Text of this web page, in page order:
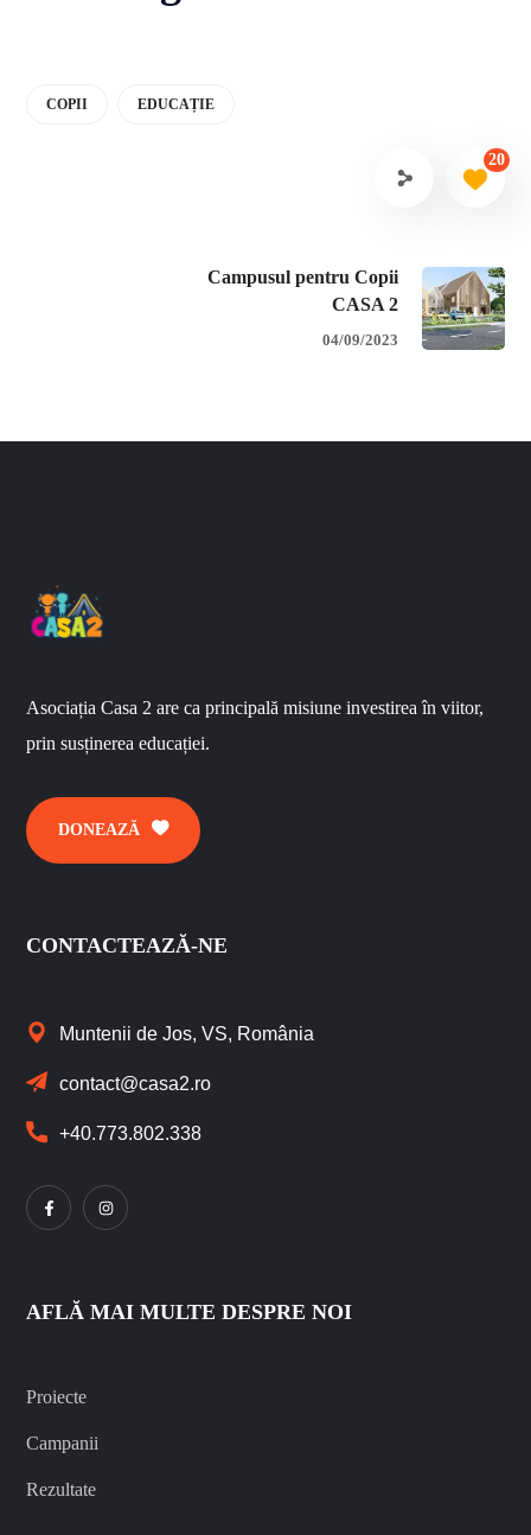
COPII EDUCAȚIE
20
Campusul pentru Copii
CASA 2
04/09/2023
Asociația Casa 2 are ca principală misiune investirea în viitor,
prin susținerea educației.
DONEAZĂ
CONTACTEAZĂ-NE
Muntenii de Jos, VS, România
contact@casa2.ro
+40.773.802.338
AFLĂ MAI MULTE DESPRE NOI
Proiecte
Campanii
Rezultate